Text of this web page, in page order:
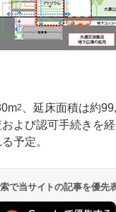
2 、延床面積は約
よび認可手続きを
予定。
で当サイトの記事を優先